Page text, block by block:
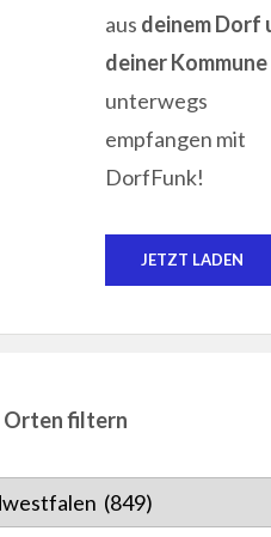
aus deinem Dorf
deiner Kommune
unterwegs
empfangen mit
DorfFunk!
JETZT LADEN
Orten filtern